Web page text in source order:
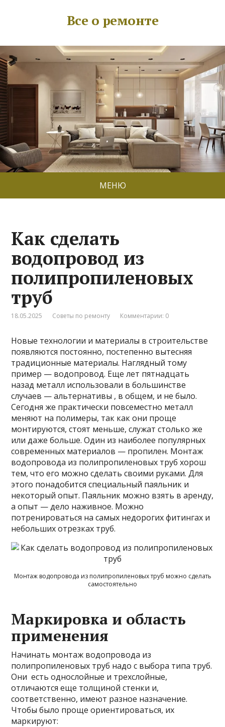
Все о ремонте
МЕНЮ
Как сделать
водопровод из
полипропиленовых
труб
18.05.2025 Советы по ремонту Комментарии: 0
Новые технологии и материалы в строительстве
появляются постоянно, постепенно вытесняя
традиционные материалы. Наглядный тому
пример — водопровод. Еще лет пятнадцать
назад металл использовали в большинстве
случаев — альтернативы , в общем, и не было.
Сегодня же практически повсеместно металл
меняют на полимеры, так как они проще
монтируются, стоят меньше, служат столько же
или даже больше. Один из наиболее популярных
современных материалов — пропилен. Монтаж
водопровода из полипропиленовых труб хорош
тем, что его можно сделать своими руками. Для
этого понадобится специальный паяльник и
некоторый опыт. Паяльник можно взять в аренду,
а опыт — дело наживное. Можно
потренироваться на самых недорогих фитингах и
небольших отрезках труб.
Монтаж водопровода из полипропиленовых труб можно сделать
самостоятельно
Маркировка и область
применения
Начинать монтаж водопровода из
полипропиленовых труб надо с выбора типа труб.
Они есть однослойные и трехслойные,
отличаются еще толщиной стенки и,
соответственно, имеют разное назначение.
Чтобы было проще ориентироваться, их
маркируют: